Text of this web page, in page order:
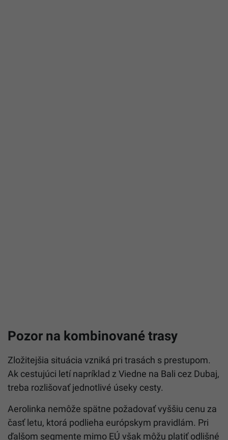
Pozor na kombinované trasy
Zložitejšia situácia vzniká pri trasách s prestupom.
Ak cestujúci letí napríklad z Viedne na Bali cez Dubaj,
treba rozlišovať jednotlivé úseky cesty.
Aerolinka nemôže spätne požadovať vyššiu cenu za
časť letu, ktorá podlieha európskym pravidlám. Pri
ďalšom segmente mimo EÚ však môžu platiť odlišné